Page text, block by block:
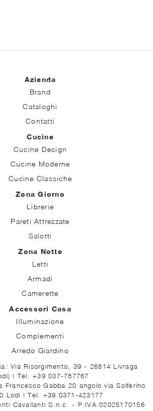
Azienda
Brand
Cataloghi
Contatti
Cucine
Cucine Design
Cucine Moderne
Cucine Classiche
Zona Giorno
Librerie
Pareti Attrezzate
Salotti
Zona Notte
Letti
Armadi
Camerette
Accessori Casa
Illuminazione
Complementi
Arredo Giardino
Via Risorgimento, 39 - 26814 Livraga
| Tel. +39 037-787767
Francesco Gabba 20 angolo via Solferino
Lodi |Tel. +39 0371-423177
Cavallanti S.n.c. - P.IVA 02025170156